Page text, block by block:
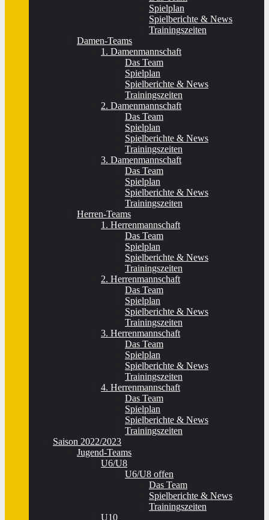
Spielplan
Spielberichte & News
Trainingszeiten
Damen-Teams
1. Damenmannschaft
Das Team
Spielplan
Spielberichte & News
Trainingszeiten
2. Damenmannschaft
Das Team
Spielplan
Spielberichte & News
Trainingszeiten
3. Damenmannschaft
Das Team
Spielplan
Spielberichte & News
Trainingszeiten
Herren-Teams
1. Herrenmannschaft
Das Team
Spielplan
Spielberichte & News
Trainingszeiten
2. Herrenmannschaft
Das Team
Spielplan
Spielberichte & News
Trainingszeiten
3. Herrenmannschaft
Das Team
Spielplan
Spielberichte & News
Trainingszeiten
4. Herrenmannschaft
Das Team
Spielplan
Spielberichte & News
Trainingszeiten
Saison 2022/2023
Jugend-Teams
U6/U8
U6/U8 offen
Das Team
Spielberichte & News
Trainingszeiten
U10